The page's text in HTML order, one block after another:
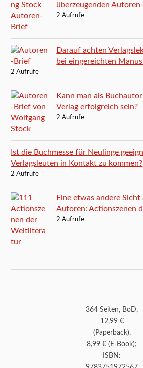
überzeugenden
2 Aufrufe
Darauf achten
bei eingereichten
2 Aufrufe
Kann man als
Verlag erfolgreich sein?
2 Aufrufe
Ist die Buchmesse für Neulinge
Verlagsleuten in Kontakt zu kommen?
2 Aufrufe
Eine etwas andere
Autoren: Actionszenen
2 Aufrufe
364 Seiten, BoD,
12,99 €
(Paperback),
8,99 € (E-Book);
ISBN: